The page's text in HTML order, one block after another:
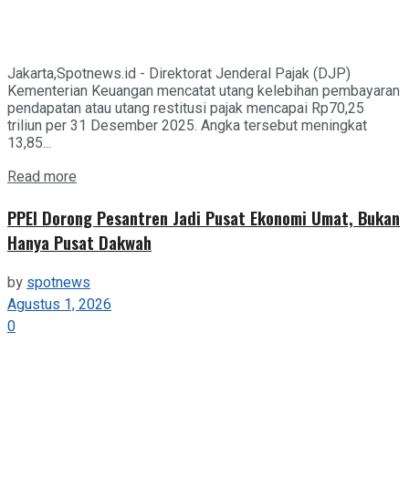
Jakarta,Spotnews.id - Direktorat Jenderal Pajak (DJP)
Kementerian Keuangan mencatat utang kelebihan pembayaran
pendapatan atau utang restitusi pajak mencapai Rp70,25
triliun per 31 Desember 2025. Angka tersebut meningkat
13,85...
Read more
PPEI Dorong Pesantren Jadi Pusat Ekonomi Umat, Bukan
Hanya Pusat Dakwah
by spotnews
Agustus 1, 2026
0